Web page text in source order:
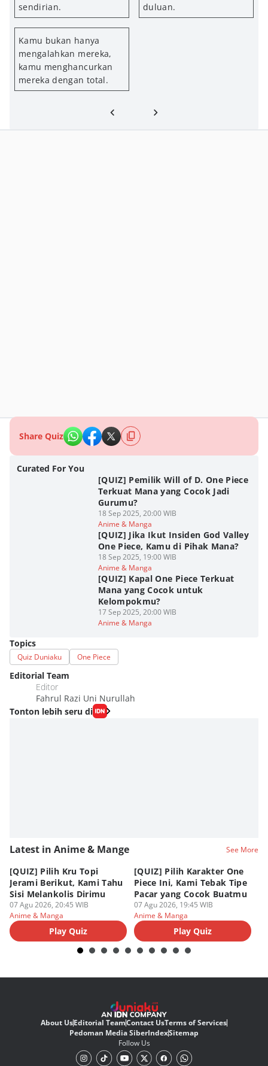
sendirian.
duluan.
Kamu bukan hanya
mengalahkan mereka,
kamu menghancurkan
mereka dengan total.
Share Quiz
Curated For You
[QUIZ] Pemilik Will of D. One Piece
Terkuat Mana yang Cocok Jadi
Gurumu?
18 Sep 2025, 20:00 WIB
Anime & Manga
[QUIZ] Jika Ikut Insiden God Valley
One Piece, Kamu di Pihak Mana?
18 Sep 2025, 19:00 WIB
Anime & Manga
[QUIZ] Kapal One Piece Terkuat
Mana yang Cocok untuk
Kelompokmu?
17 Sep 2025, 20:00 WIB
Anime & Manga
Topics
Quiz Duniaku One Piece
Editorial Team
Editor
Fahrul Razi Uni Nurullah
Tonton lebih seru di
Latest in Anime & Mange See More
[QUIZ] Pilih Kru Topi
Jerami Berikut, Kami Tahu
Sisi Melankolis Dirimu
07 Agu 2026, 20:45 WIB
Anime & Manga
Play Quiz
[QUIZ] Pilih Karakter One
Piece Ini, Kami Tebak Tipe
Pacar yang Cocok Buatmu
07 Agu 2026, 19:45 WIB
Anime & Manga
Play Quiz
About UsEditorial TeamContact UsTerms of Services
Pedoman Media SiberIndexSitemap
Follow Us